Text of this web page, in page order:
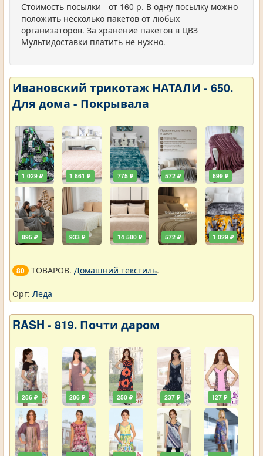
Стоимость посылки - от 160 р. В одну посылку можно
положить несколько пакетов от любых
организаторов. За хранение пакетов в ЦВЗ
Мультидоставки платить не нужно.
Ивановский трикотаж НАТАЛИ - 650.
Для дома - Покрывала
1 029 ₽
895 ₽
1 861 ₽
933 ₽
775 ₽
14 580 ₽
572 ₽
572 ₽
699 ₽
1 029 ₽
80 ТОВАРОВ. Домашний текстиль.
Орг: Леда
RASH - 819. Почти даром
286 ₽ 286 ₽ 250 ₽ 237 ₽ 127 ₽